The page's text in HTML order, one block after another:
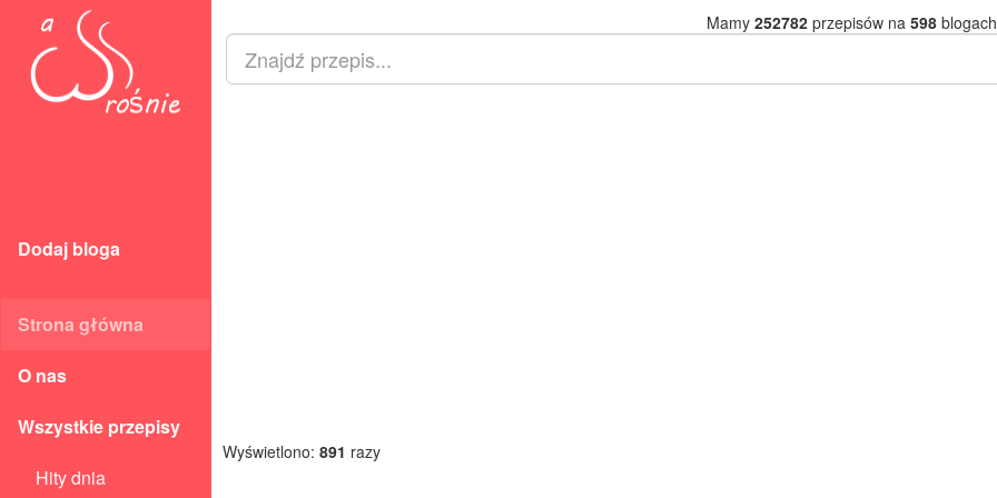
Dodaj bloga
Strona główna
O nas
Wszystkie przepisy
Hity dnia
Mamy 252782przepisów na 598
Wyświetlono: 891 razy